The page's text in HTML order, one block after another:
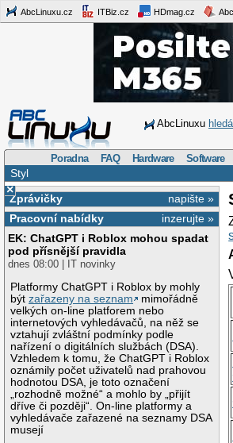
AbcLinuxu.cz ITBiz.cz HDmag.cz
AbcLinuxu
Poradna FAQ Hardware Software
Styl
×
napište »
Zprávičky
inzerujte »
Pracovní nabídky
EK: ChatGPT i Roblox mohou spadat
pod přísnější pravidla
dnes 08:00 | IT novinky
Platformy ChatGPT i Roblox by mohly
býtzařazeny na seznam
mimořádně
velkých on-line platforem nebo
internetových vyhledávačů, na něž se
vztahují zvláštní podmínky podle
nařízení o digitálních službách (DSA).
Vzhledem k tomu, že ChatGPT i Roblox
oznámily počet uživatelů nad prahovou
hodnotou DSA, je toto označení
„rozhodně možné“ a mohlo by „přijít
dříve či později“. On-line platformy a
vyhledávače zařazené na seznamy DSA
musejí